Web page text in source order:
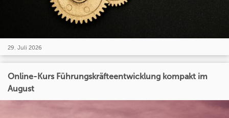
29. Juli 2026
Online-Kurs Führungskräfteentwicklung kompakt im
August